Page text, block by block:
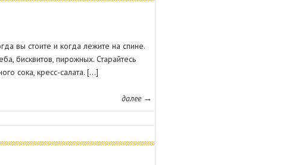
вы стоите и когда лежите на спине.
бисквитов, пирожных. Старайтесь
сока, кресс-салата. […]
далее →